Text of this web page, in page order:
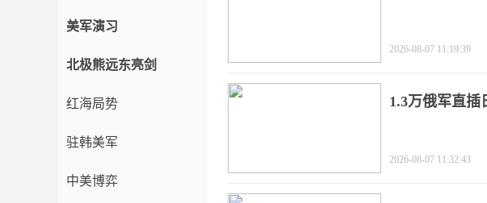
美军演习
北极熊远东亮剑
红海局势
驻韩美军
中美博弈
2026-08-07 11:19:39
1.3万俄军直插
2026-08-07 11:32:43